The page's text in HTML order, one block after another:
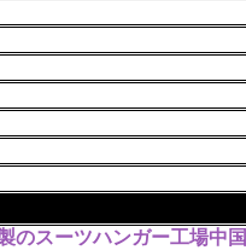
のスーツハンガー工場中国